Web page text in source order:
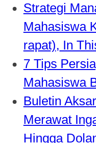
Strategi
Mahasiswa
rapat), In
7 Tips
Mahasiswa
Buletin
Merawat
Hingga